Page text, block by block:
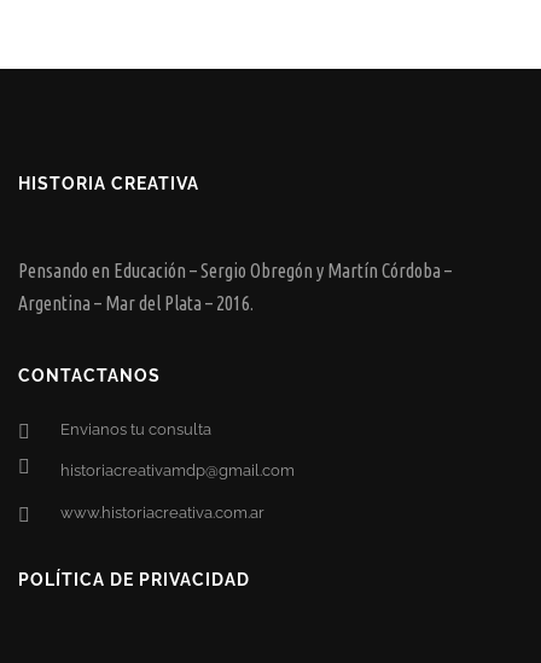
HISTORIA CREATIVA
Pensando en Educación – Sergio Obregón y Martín Córdoba –
Argentina – Mar del Plata – 2016.
CONTACTANOS
Envianos tu consulta
historiacreativamdp@gmail.com
www.historiacreativa.com.ar
POLÍTICA DE PRIVACIDAD